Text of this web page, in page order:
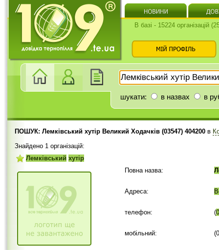
В базі - 15224 організацій
шукати: в назвах в
ПОШУК: Лемківський хутір Великий Ходачків (03547) 404200 в
Знайдено 1 організацій:
Лемківський хутір
Повна назва:
Адреса:
телефон: (
мобільний: